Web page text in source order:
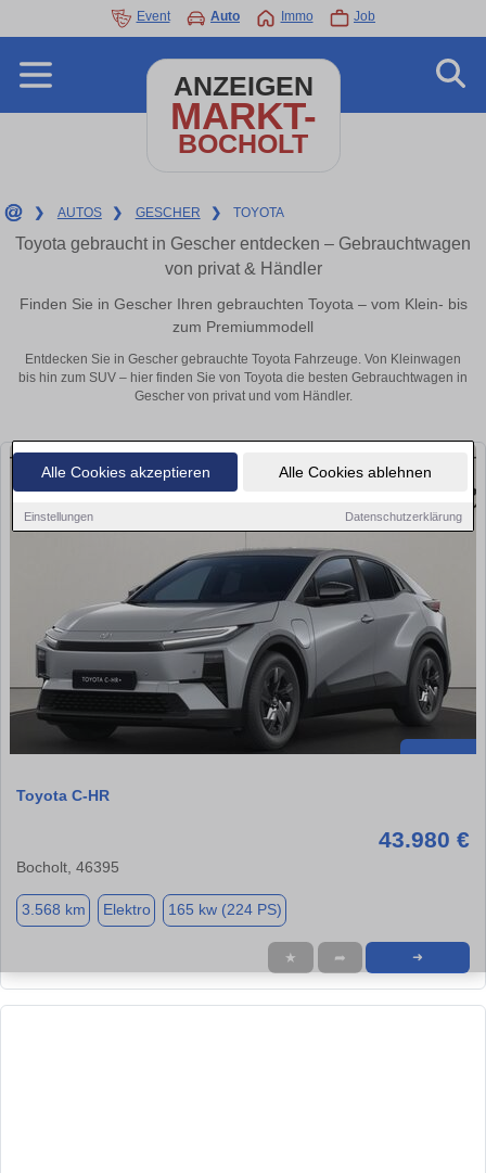
Alle Cookies akzeptieren Alle Cookies ablehnen
Einstellungen Datenschutzerklärung
Event Auto Immo Job
ANZEIGEN
MARKT-
BOCHOLT
❯ AUTOS ❯ GESCHER ❯ TOYOTA
Toyota gebraucht in Gescher entdecken – Gebrauchtwagen
von privat & Händler
Finden Sie in Gescher Ihren gebrauchten Toyota – vom Klein- bis
zum Premiummodell
Entdecken Sie in Gescher gebrauchte Toyota Fahrzeuge. Von Kleinwagen
bis hin zum SUV – hier finden Sie von Toyota die besten Gebrauchtwagen in
Gescher von privat und vom Händler.
Toyota C-HR
43.980 €
Bocholt, 46395
3.568 km Elektro 165 kw (224 PS)
★ ➦ ➜